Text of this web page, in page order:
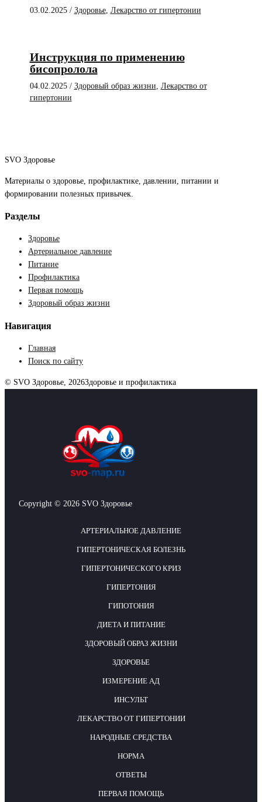
03.02.2025 / Здоровье, Лекарство от гипертонии
Инструкция по применению
бисопролола
04.02.2025 / Здоровый образ жизни Лекарство от
гипертонии
SVO Здоровье
Материалы о здоровье, профилактике, давлении, питании и
формировании полезных привычек.
Разделы
Здоровье
Артериальное давление
Питание
Профилактика
Первая помощь
Здоровый образ жизни
Навигация
Главная
Поиск по сайту
© SVO Здоровье, 2026Здоровье и профилактика
Copyright © 2026 SVO Здоровье
АРТЕРИАЛЬНОЕ ДАВЛЕНИЕ
ГИПЕРТОНИЧЕСКАЯ БОЛЕЗНЬ
ГИПЕРТОНИЧЕСКОГО КРИЗ
ГИПЕРТОНИЯ
ГИПОТОНИЯ
ДИЕТА И ПИТАНИЕ
ЗДОРОВЫЙ ОБРАЗ ЖИЗНИ
ЗДОРОВЬЕ
ИЗМЕРЕНИЕ АД
ИНСУЛЬТ
ЛЕКАРСТВО ОТ ГИПЕРТОНИИ
НАРОДНЫЕ СРЕДСТВА
НОРМА
ОТВЕТЫ
ПЕРВАЯ ПОМОЩЬ